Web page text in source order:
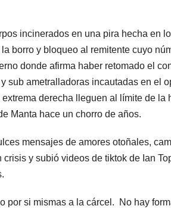
incinerados en una pira hecha en
borro y bloqueo al remitente cuyo
donde afirma haber retomado el
sub ametralladoras incautadas en el
derecha lleguen al límite de la
Manta hace un chorro de años.
mensajes de amores otoñales,
y subió videos de tiktok de Ian
por si mismas a la cárcel. No hay